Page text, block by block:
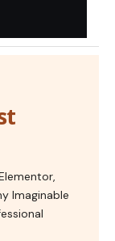
Imaginable